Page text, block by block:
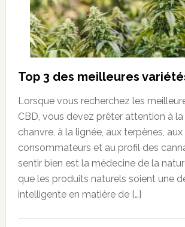
Top 3 des meilleures
Lorsque vous recherchez les
CBD, vous devez prêter attention à
chanvre, à la lignée, aux terpènes,
consommateurs et au profil des
sentir bien est la médecine de la
que les produits naturels soient une
intelligente en matière de […]